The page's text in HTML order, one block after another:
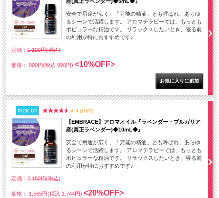
安全で用途が広く、「万能の精油」とも呼ばれ、あらゆ
るシーンで活躍します。 アロマテラピーでは、もっとも
ポピュラーな精油です。 リラックスしたいとき、寝る前
の利用が特におすすめです♪
定価： 1,100円(税込)
価格： 900円(税込 990円) <10%OFF>
PICK UP 4.5 (10件)
【EMBRACE】アロマオイル『ラベンダー・ブルガリア
産(真正ラベンダー)◆10mL◆』
安全で用途が広く、「万能の精油」とも呼ばれ、あらゆ
るシーンで活躍します。 アロマテラピーでは、もっとも
ポピュラーな精油です。 リラックスしたいとき、寝る前
の利用が特におすすめです♪
定価： 2,180円(税込)
価格： 1,585円(税込 1,744円) <20%OFF>